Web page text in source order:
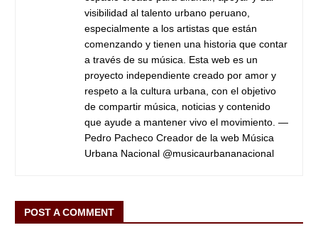
visibilidad al talento urbano peruano,
especialmente a los artistas que están
comenzando y tienen una historia que contar
a través de su música. Esta web es un
proyecto independiente creado por amor y
respeto a la cultura urbana, con el objetivo
de compartir música, noticias y contenido
que ayude a mantener vivo el movimiento. —
Pedro Pacheco Creador de la web Música
Urbana Nacional @musicaurbananacional
POST A COMMENT